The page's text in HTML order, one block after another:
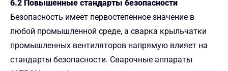
6.2 Повышенные стандарты безопасности
Безопасность имеет первостепенное значение в
любой промышленной среде, а сварка крыльчатки
промышленных вентиляторов напрямую влияет на
стандарты безопасности. Сварочные аппараты